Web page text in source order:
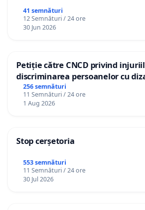
41 semnături
12 Semnături / 24 ore
30 Jun 2026
Petiție către CNCD privind
discriminarea persoanelor cu
către utilizatorul TikTok „Gorici”
256 semnături
11 Semnături / 24 ore
1 Aug 2026
Stop cerșetoria
553 semnături
11 Semnături / 24 ore
30 Jul 2026